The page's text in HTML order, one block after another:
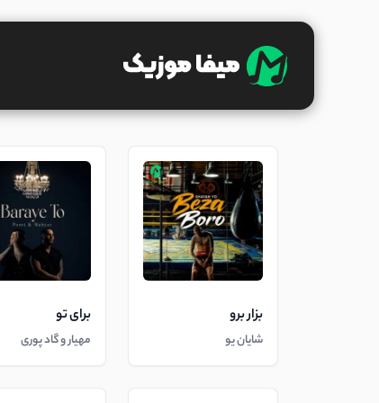
بزار برو
شایان یو
برای تو
مهیار و گاد پوری